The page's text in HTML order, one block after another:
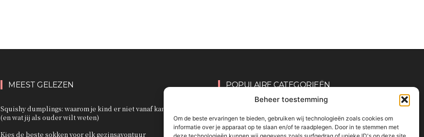
Beheer toestemming
Om de beste ervaringen te bieden, gebruiken wij technologieën zoals cookies om
informatie over je apparaat op te slaan en/of te raadplegen. Door in te stemmen met
MEEST GELEZEN
Squishy dumplings: waarom je kind er niet vanaf kan blijven
(en wat jij als ouder wilt weten)
Kies de beste sokken voor elk gezinsavontuur
POPULAIRE CATEGORIEËN
161
KNUTSELEN MET KINDEREN